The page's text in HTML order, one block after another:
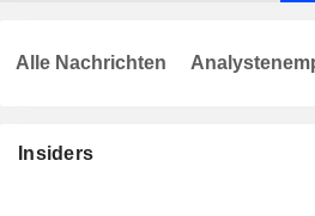
Insiders
Alle Nachrichten